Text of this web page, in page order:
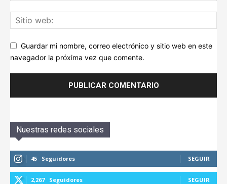
Guardar mi nombre, correo electrónico y sitio web en este
navegador la próxima vez que comente.
Nuestras redes sociales
45 Seguidores SEGUIR
2,267 Seguidores SEGUIR